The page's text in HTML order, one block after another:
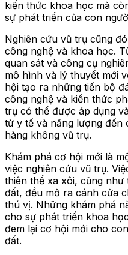
kiến thức khoa học mà
sự phát triển của con
Nghiên cứu vũ trụ cũng
công nghệ và khoa học.
quan sát và công cụ
mô hình và lý thuyết mới
hội tạo ra những tiến bộ
công nghệ và kiến thức
trụ có thể được áp dụng
từ y tế và năng lượng đến
hàng không vũ trụ.
Khám phá cơ hội mới là
việc nghiên cứu vũ trụ.
thiên thể xa xôi, cũng
đất, đều mở ra cánh cửa
thú vị. Những khám phá
cho sự phát triển khoa
đem lại cơ hội mới cho
đất.